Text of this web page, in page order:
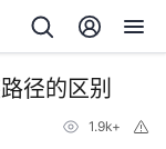
径的区别
1.9k+